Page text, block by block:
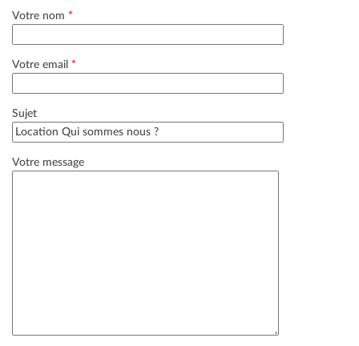
Votre nom *
Votre email *
Sujet
Votre message